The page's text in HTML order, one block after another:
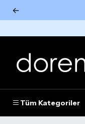
←
Tüm Kategoriler
Piyanolar